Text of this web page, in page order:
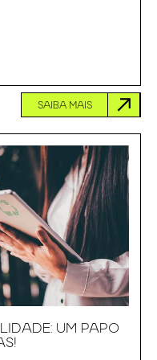
SAIBA MAIS
UM PAPO